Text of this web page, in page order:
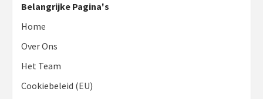
Belangrijke Pagina's
Home
Over Ons
Het Team
Cookiebeleid (EU)